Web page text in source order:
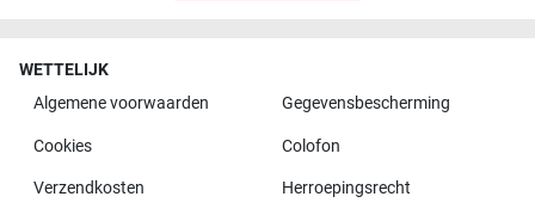
WETTELIJK
Algemene voorwaarden
Gegevensbescherming
Cookies Colofon
Verzendkosten Herroepingsrecht